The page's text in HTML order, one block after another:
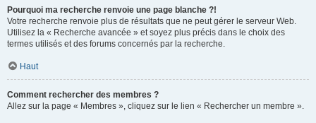
Pourquoi ma recherche renvoie une page blanche ?!
Votre recherche renvoie plus de résultats que ne peut gérer le serveur Web.
Utilisez la « Recherche avancée » et soyez plus précis dans le choix des
termes utilisés et des forums concernés par la recherche.
Haut
Comment rechercher des membres ?
Allez sur la page « Membres », cliquez sur le lien « Rechercher un membre ».